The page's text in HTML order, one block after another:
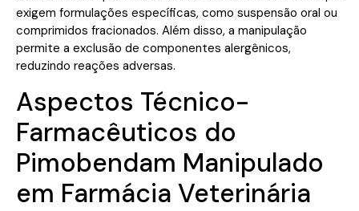
exigem formulações específicas, como suspensão oral ou
comprimidos fracionados. Além disso, a manipulação
permite a exclusão de componentes alergênicos,
reduzindo reações adversas.
Aspectos Técnico-
Farmacêuticos do
Pimobendam Manipulado
em Farmácia Veterinária